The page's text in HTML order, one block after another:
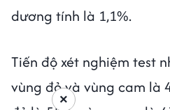
dương tính là 1,1%.
Tiến độ xét nghiệm test
vùng đỏ và vùng cam là
×